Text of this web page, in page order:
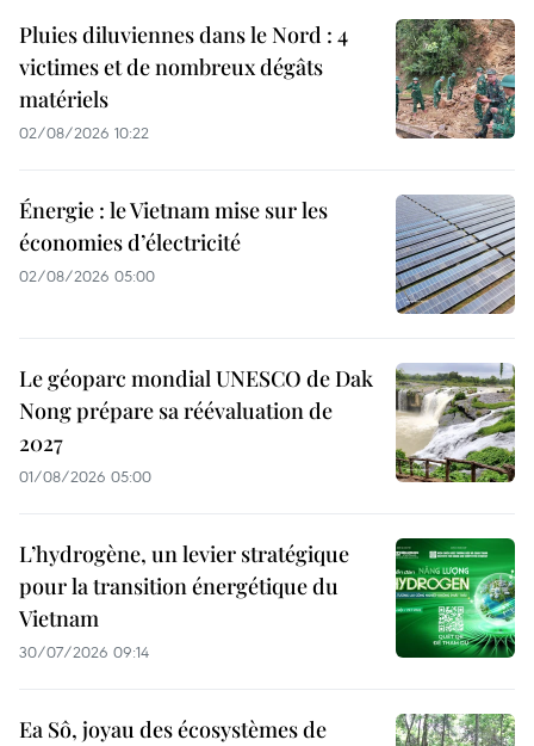
Pluies diluviennes dans le Nord : 4
victimes et de nombreux dégâts
matériels
02/08/2026 10:22
Énergie : le Vietnam mise sur les
économies d’électricité
02/08/2026 05:00
Le géoparc mondial UNESCO de Dak
Nong prépare sa réévaluation de
2027
01/08/2026 05:00
L’hydrogène, un levier stratégique
pour la transition énergétique du
Vietnam
30/07/2026 09:14
Ea Sô, joyau des écosystèmes de